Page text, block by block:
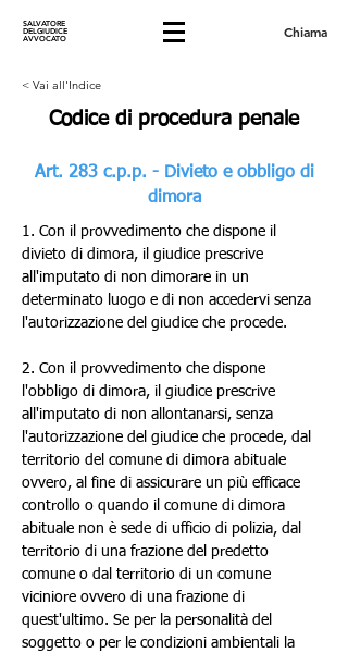
SALVATORE
DELGIUDICE
AVVOCATO Chiama
< Vai all'Indice
Codice di procedura penale
Art. 283 c.p.p. - Divieto e obbligo di
dimora
1. Con il provvedimento che dispone il
divieto di dimora, il giudice prescrive
all'imputato di non dimorare in un
determinato luogo e di non accedervi senza
l'autorizzazione del giudice che procede.
2. Con il provvedimento che dispone
l'obbligo di dimora, il giudice prescrive
all'imputato di non allontanarsi, senza
l'autorizzazione del giudice che procede, dal
territorio del comune di dimora abituale
ovvero, al fine di assicurare un più efficace
controllo o quando il comune di dimora
abituale non è sede di ufficio di polizia, dal
territorio di una frazione del predetto
comune o dal territorio di un comune
viciniore ovvero di una frazione di
quest'ultimo. Se per la personalità del
soggetto o per le condizioni ambientali la